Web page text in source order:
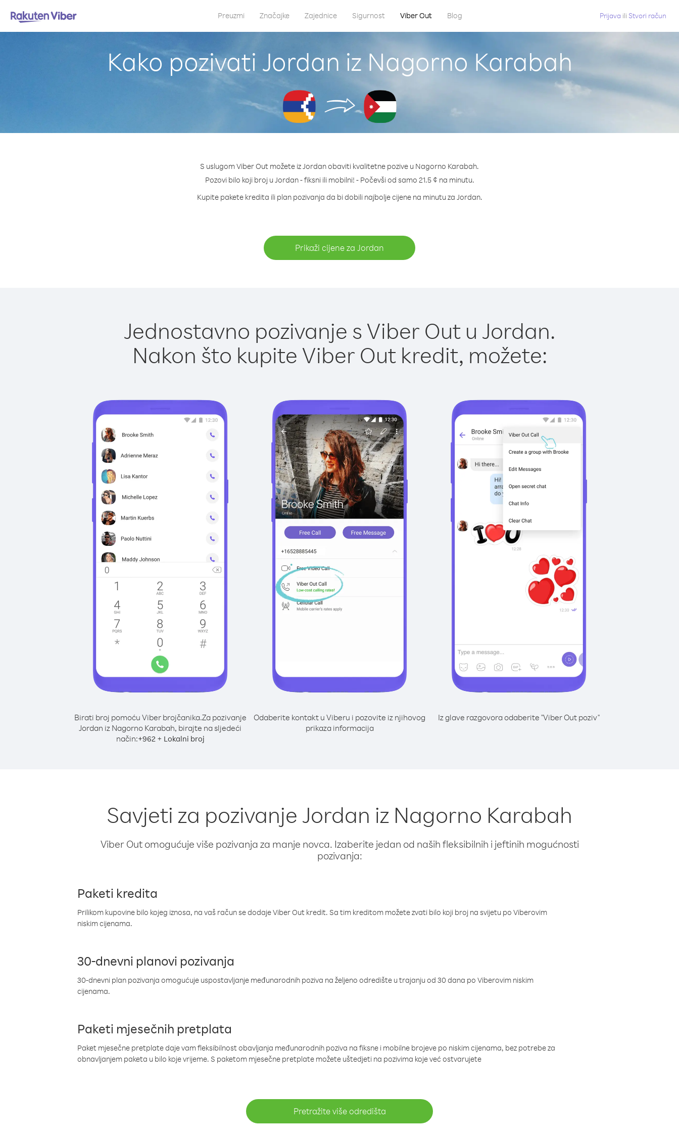
Preuzmi Značajke Zajednice Sigurnost Viber Out Blog Prijava ili Stvori račun
Kako pozivati Jordan iz Nagorno Karabah
S uslugom Viber Out možete iz Jordan obaviti kvalitetne pozive u Nagorno Karabah.
Pozovi bilo koji broj u Jordan - fiksni ili mobilni! - Počevši od samo 21.5 ¢ na minutu.
Kupite pakete kredita ili plan pozivanja da bi dobili najbolje cijene na minutu za Jordan.
Prikaži cijene za Jordan
Jednostavno pozivanje s Viber Out u Jordan.
Nakon što kupite Viber Out kredit, možete:
Birati broj pomoću Viber brojčanika.Za pozivanje
Jordan iz Nagorno Karabah, birajte na sljedeći
način:+962+ Lokalni broj
Odaberite kontakt u Viberu i pozovite iz njihovog
prikaza informacija
Iz glave razgovora odaberite "Viber Out poziv"
Savjeti za pozivanje Jordan iz Nagorno Karabah
Viber Out omogućuje više pozivanja za manje novca. Izaberite jedan od naših fleksibilnih i jeftinih mogućnosti
pozivanja:
Paketi kredita
Prilikom kupovine bilo kojeg iznosa, na vaš račun se dodaje Viber Out kredit. Sa tim kreditom možete zvati bilo koji broj na svijetu po Viberovim
niskim cijenama.
30-dnevni planovi pozivanja
30-dnevni plan pozivanja omogućuje uspostavljanje međunarodnih poziva na željeno odredište u trajanju od 30 dana po Viberovim niskim
cijenama.
Paketi mjesečnih pretplata
Paket mjesečne pretplate daje vam fleksibilnost obavljanja međunarodnih poziva na fiksne i mobilne brojeve po niskim cijenama, bez potrebe za
obnavljanjem paketa u bilo koje vrijeme. S paketom mjesečne pretplate možete uštedjeti na pozivima koje već ostvarujete
Pretražite više odredišta